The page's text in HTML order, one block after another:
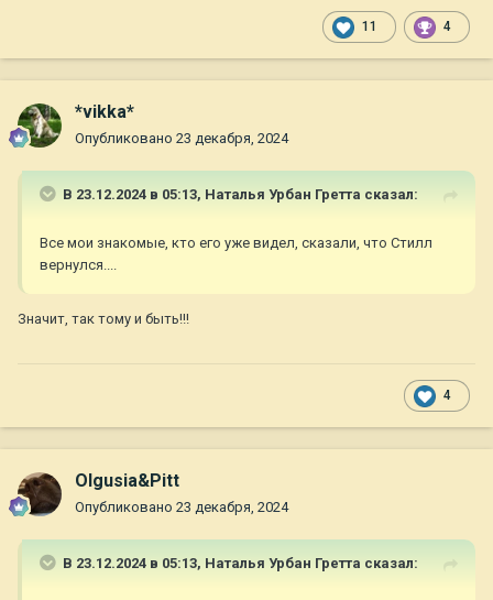
11 4
*vikka*
Опубликовано 23 декабря, 2024
В 23.12.2024 в 05:13, Наталья Урбан Гретта сказал:
Все мои знакомые, кто его уже видел, сказали, что Стилл
вернулся....
Значит, так тому и быть!!!
4
Olgusia&Pitt
Опубликовано 23 декабря, 2024
В 23.12.2024 в 05:13, Наталья Урбан Гретта сказал: